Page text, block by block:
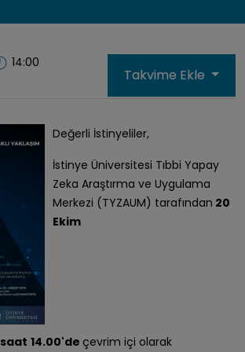
14:00
Takvime Ekle
Değerli İstinyeliler,
İstinye Üniversitesi Tıbbi Yapay
Zeka Araştırma ve Uygulama
Merkezi (TYZAUM) tarafından 20
Ekim
saat 14.00'de çevrim içi olarak